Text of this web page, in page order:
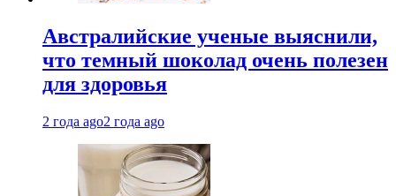
Австралийские ученые выяснили,
что темный шоколад очень полезен
для здоровья
2 года ago2 года ago